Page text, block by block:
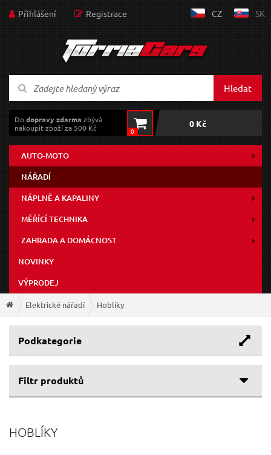
Přihlášení Registrace CZ SK
Hledat
Dodopravy zdarma zbývá
nakoupit zboží za 500 Kč
0
0 Kč
AUTO-MOTO
NÁŘADÍ
NÁPLNĚ A KAPALINY
MĚŘÍCÍ TECHNIKA
ZAHRADA A DOMÁCNOST
NOVINKY
VÝPRODEJ
Elektrické nářadí Hoblíky
Podkategorie
Filtr produktů
HOBLÍKY